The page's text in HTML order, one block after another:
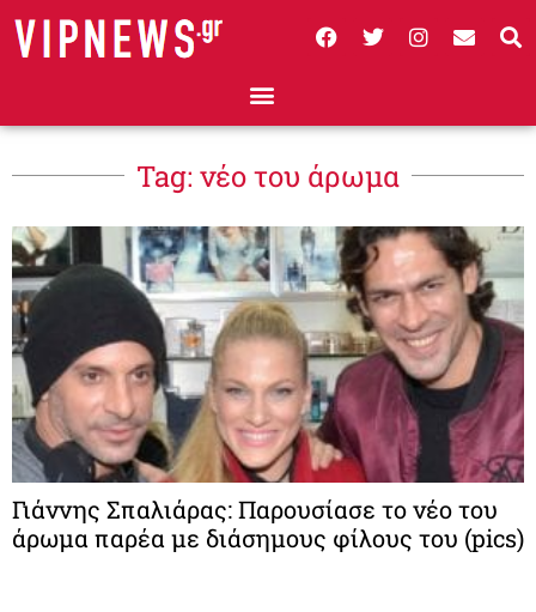
Tag: νέο του άρωμα
Γιάννης Σπαλιάρας: Παρουσίασε το νέο του
άρωμα παρέα με διάσημους φίλους του (pics)